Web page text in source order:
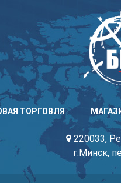
ТОРГОВЛЯ
220033,
г.Минск,